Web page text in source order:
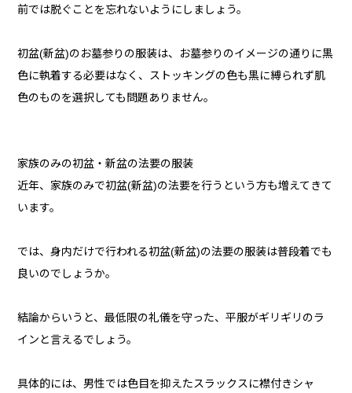
前では脱ぐことを忘れないようにしましょう。
初盆(新盆)のお墓参りの服装は、お墓参りのイメージの通りに黒
色に執着する必要はなく、ストッキングの色も黒に縛られず肌
色のものを選択しても問題ありません。
家族のみの初盆・新盆の法要の服装
近年、家族のみで初盆(新盆)の法要を行うという方も増えてきて
います。
では、身内だけで行われる初盆(新盆)の法要の服装は普段着でも
良いのでしょうか。
結論からいうと、最低限の礼儀を守った、平服がギリギリのラ
インと言えるでしょう。
具体的には、男性では色目を抑えたスラックスに襟付きシャ